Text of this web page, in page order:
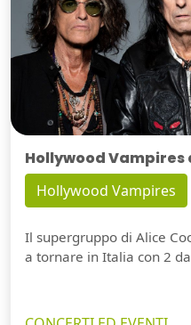
Hollywood
Hollywood Vampires
Il supergruppo di Alice
a tornare in Italia con 2